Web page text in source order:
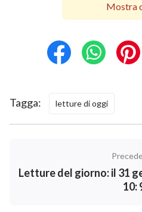
Sebbene tu non possa
verità è l’unica cosa che
tuo cuore”.
la devozione spirituale
Famiglia cristiana – Tre
Mostra
Tagga: letture di oggi
Letture del giorno: il 31
10: